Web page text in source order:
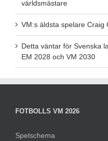
världsmästare
VM:s äldsta spelare Craig
Detta väntar för Svenska
EM 2028 och VM 2030
FOTBOLLS VM 2026
Spelschema